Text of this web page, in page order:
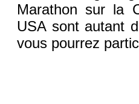
Marathon sur la
USA sont autant
vous pourrez